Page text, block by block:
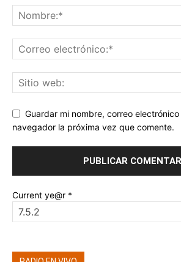
Guardar mi nombre, correo
navegador la próxima vez que comente.
Current ye@r *